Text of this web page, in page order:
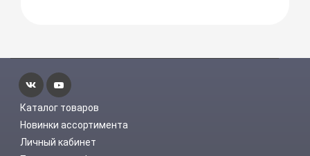
Каталог товаров
Новинки ассортимента
Личный кабинет